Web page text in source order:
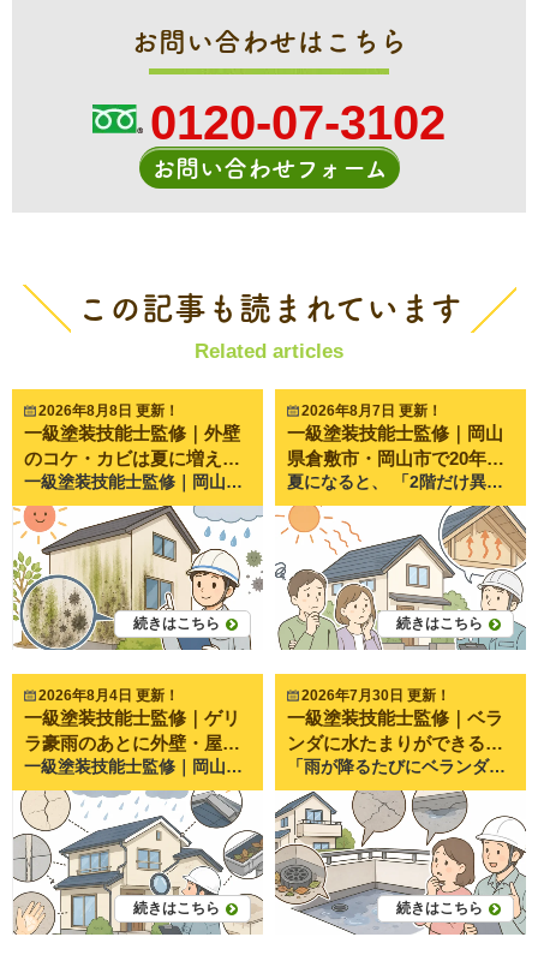
お問い合わせはこちら
0120-07-3102
お問い合わせフォーム
この記事も読まれています
Related articles
2026年8月8日 更新！
一級塗装技能士監修｜外壁
のコケ・カビは夏に増え
る？発生する理由を解説 一級塗装技能士監修｜岡山県倉敷市・岡山市で20年以上、外壁塗装・屋根塗装・雨漏り修理を行うペイントプロ美達が解説します。 夏になると、 「北側の外壁が緑色になってきた…」 「黒い汚れがカビなのか分からない」 「洗えば落ちるの？塗装しないとダメ？」 このようなご相談をいただくことが増えてきます。 岡山県は「晴れの国」と呼ばれる一方で、梅雨や夏場は湿度が高く、場所によってはコケやカビが発生しやすい環境になります。 実際にペイントプロ美達でも、6月から9月頃にかけて、 外壁の北側だけ緑色になった ベランダ周辺だけ黒くなっている 外壁がいつも湿って見える といったお問い合わせが非常に多くなります。 コケやカビは見た目の問題だけと思われがちですが、実は外壁の防水性能が低下しているサインであることも少なくありません。 今回は、夏にコケやカビが増える理由や、放置するリスク、対処方法について分かりやすく解説します。 夏になると外壁のコケ・カビが増えるのは本当？ 夏にお問い合わせが増える理由 結論から言うと、夏はコケやカビが発生しやすい季節です。 その理由は、 気温が高い 湿度が高い 雨が多い 日陰が乾きにくい という条件が揃うためです。 特に梅雨明け後は気温が一気に上がる一方で、夜露や夕立によって外壁が湿った状態になることも多く、コケやカビが繁殖しやすい環境になります。 コケとカビの違いとは？ 「コケ」と「カビ」は同じように見えますが、実は別のものです。 コケ 緑色になることが多い 水分が多い場所を好む 北側や日陰に発生しやすい カビ 黒色や茶色になることが多い 湿気と汚れを栄養に増殖する 外壁だけでなく軒天やベランダにも発生する どちらも放置すると汚れが定着し、通常の水洗いでは落ちにくくなります。 外壁にコケ・カビが発生する5つの原因 原因① 高温多湿な環境 コケやカビは湿気が大好きです。 夏は湿度が70〜90％になる日も多く、外壁が乾きにくくなるため繁殖しやすくなります。 岡山県でも梅雨から夏にかけては、この条件が揃いやすい季節です。 原因② 日当たりが悪い場所 特に多いのが、 北側の外壁 隣家との距離が近い場所 樹木の近く です。 太陽が当たらないため、水分が長時間残り、コケやカビが発生しやすくなります。 ペイントプロ美達でも、 「北側だけ汚れている」 というご相談は非常によくあります。 原因③ 外壁表面の防水性能低下 塗装には、水をはじく役割があります。 しかし経年劣化すると、この性能が弱くなります。 すると、 外壁が水を吸う ↓ 乾きにくくなる ↓ コケ・カビが増える という悪循環が起こります。 つまり、コケやカビは「塗装の寿命が近づいているサイン」の一つでもあります。 原因④ 土や植物が近い環境 植木や芝生が近い住宅では、 湿気 土ぼこり 胞子（ほうし） が飛びやすくなります。 そのため、同じ築年数でもコケの付き方には大きな差があります。 原因⑤ 汚れが蓄積している 排気ガスやホコリ、花粉などが付着すると、それらがコケやカビの栄養源になります。 特に交通量の多い道路沿いでは、汚れと一緒にコケが繁殖するケースも少なくありません。 コケ・カビを放置するとどうなる？ 美観だけでは済まない理由 最初は見た目が悪くなる程度ですが、 外壁が黒ずむ 緑色になる 家全体が古く見える といった影響があります。 住宅の印象は大きく変わってしまいます。 外壁の劣化を早めるケースもある さらに問題なのは、 コケやカビが水分を保持し続けることです。 外壁が常に湿った状態になることで、 塗膜の劣化 チョーキング（手で触ると白い粉が付く現象） ひび割れ につながることがあります。 コケ自体が外壁を壊すわけではありませんが、劣化を進める原因の一つになることがあります。 コケ・カビは洗浄だけで落ちる？塗装が必要なケースとは 高圧洗浄だけで改善するケース 次のような場合は、高圧洗浄で十分きれいになることがあります。 築浅 防水性能が残っている 表面だけに付着している このようなケースでは、塗装までは必要ないこともあります。 塗装が必要になるケース 一方で、 チョーキングしている 色あせが進んでいる ひび割れがある コーキングが傷んでいる このような症状が一緒に見られる場合は、洗浄だけでは根本的な解決にはなりません。 外壁そのものの保護機能が低下しているため、塗装によるメンテナンスを検討するタイミングといえるでしょう。 コケ・カビを予防するためにできること 定期的な点検・清掃 年に一度程度でも、 北側の外壁 ベランダ周辺 雨樋付近 を確認する習慣をつけるだけで、早期発見につながります。 軽いうちなら、専門業者による洗浄だけで改善できるケースもあります。 防カビ・防藻性能のある塗料を選ぶ 近年の塗料には、 防カビ 防藻 低汚染 といった性能を持つものがあります。 これらはコケやカビを完全に防ぐものではありませんが、発生しにくい環境を維持しやすくなります。 岡山のように湿度が高くなる季節がある地域では、こうした機能を備えた塗料を選ぶことも有効です。 ペイントプロ美達でも夏に多いご相談 ペイントプロ美達では、 「洗浄だけで済みますか？」 「塗装しないとダメですか？」 「まだ様子を見ても大丈夫でしょうか？」 というご相談を数多くいただきます。 実際に現地調査をすると、「コケが原因」ではなく、その背景に塗膜の劣化や防水性能の低下が見つかるケースも少なくありません。 一方で、築年数が比較的新しく、塗膜の状態が良好であれば、洗浄だけで十分改善できることもあります。 そのため、見た目だけで判断せず、外壁全体の状態を確認することが大切です。 私たちは必要以上の工事をおすすめするのではなく、現在の状態を分かりやすくご説明し、お住まいに合ったメンテナンス方法をご提案しています。 まとめ｜コケ・カビは外壁からのサインかもしれません 夏は気温と湿度が高くなるため、外壁にコケやカビが発生しやすい季節です。 しかし、その背景には、 防水性能の低下 塗膜の劣化 日当たりや周辺環境 など、さまざまな原因が隠れていることがあります。 コケやカビは、単なる見た目の問題ではなく、お住まいのメンテナンス時期を知らせるサインである場合もあります。 「洗浄だけで済むのか」「塗装が必要なのか」は、実際の外壁の状態を確認してみないと判断できません。 もし、 コケやカビが年々増えている 北側だけ緑色になっている 外壁の色あせやひび割れも気になる といった症状がありましたら、一度お住まいの状態を確認してみることをおすすめします。 ペイントプロ美達では、岡山県倉敷市・岡山市を中心に、外壁や屋根の無料点検を行っています。現在の状態を写真で分かりやすくご説明し、洗浄で対応できるのか、今後どのようなメンテナンスが適しているのかを丁寧にご案内しています。 大切なお住まいを長く守るためにも、「まだ大丈夫かな？」と思ったタイミングで、お気軽にご相談ください。
続きはこちら
2026年8月7日 更新！
一級塗装技能士監修｜岡山
県倉敷市・岡山市で20年以
上、外壁塗装・屋根塗装・
雨漏り修理を行うペイント
プロ美達が解説します。
夏になると、 「2階だけ異常に暑い…」 「エアコンをつけてもなかなか涼しくならない」 「屋根が原因なのかな？」 そんなお悩みを感じたことはありませんか。 実は夏の屋根は、表面温度が60～80℃近くまで上昇することも珍しくありません。 その熱が屋根裏や天井へ伝わることで、室内の温度が上がってしまいます。 実際にペイントプロ美達でも夏になると、 「2階がサウナのように暑い」 「遮熱塗料って本当に効果がある？」 「屋根塗装で暑さは改善できますか？」 というご相談を数多くいただきます。 しかし、屋根が熱くなる原因は一つではありません。 この記事では、屋根が熱くなる理由や、今日からできる暑さ対策、屋根塗装による改善方法まで、一級塗装技能士が分かりやすく解説します。 屋根が熱くなるのはなぜ？夏に温度が上がる3つの原因 屋根は一日中強い紫外線を受けている 屋根は住宅の中でも最も太陽に近い場所です。 外壁と違って日陰になる時間が少なく、朝から夕方まで直射日光を受け続けます。 真夏の岡山では気温が35℃を超える日も珍しくありません。 そのため屋根の表面温度は、人が触れないほど高温になります。 特に黒や濃い色の屋根は熱を吸収しやすく、温度がさらに上がる傾向があります。 屋根材そのものが熱をため込みやすい 屋根材には、 スレート セメント瓦 金属屋根 和瓦 などさまざまな種類があります。 どの屋根材も熱を受けますが、特に金属屋根は熱を伝えやすく、スレート屋根は熱を蓄えやすい特徴があります。 また、塗膜が劣化すると太陽光を反射しにくくなり、以前より熱を持ちやすくなることもあります。 屋根裏に熱がこもってしまう 屋根が熱くなるだけでなく、その熱が屋根裏に溜まることも大きな原因です。 屋根裏は風通しが悪いと熱が逃げにくく、夕方になっても高温のままになることがあります。 その結果、 天井が熱くなる 夜になっても部屋が暑い エアコンが効きにくい という状態になってしまいます。 屋根が熱くなると起こる住まいへの影響 2階の室温が上がる 最も分かりやすい影響が、2階の暑さです。 1階は快適でも、2階だけ3～5℃ほど高く感じるご家庭も少なくありません。 エアコン代が高くなりやすい 室内が冷えにくくなるため、 エアコンの運転時間が長くなる 設定温度を下げる 電気代が増える という悪循環になります。 屋根材や塗膜の劣化が早まる 高温状態が続くと、 塗膜の色あせ 塗膜の劣化 屋根材の傷み も進みやすくなります。 紫外線と熱は、屋根にとって非常に大きな負担なのです。 自宅でできる暑さ対策 すだれ・遮熱カーテンを活用する 窓から入る熱を減らすだけでも室温は変わります。 特に南側・西側の窓は効果を感じやすいでしょう。 屋根裏の換気を見直す 屋根裏換気が不足している住宅では、換気口の改善によって熱が抜けやすくなることがあります。 新築時からそのままになっているケースも少なくありません。 エアコンだけに頼らない サーキュレーターで空気を循環させることで冷房効率が向上します。 小さな工夫でも快適性は大きく変わります。 屋根塗装でできる暑さ対策とは？ 遮熱塗料とはどんな塗料？ 遮熱塗料とは、太陽光の中でも熱の原因となる近赤外線を反射しやすい塗料です。 屋根の表面温度を下げることで、室内への熱の伝わりを軽減する効果が期待できます。 「屋根そのものが熱くなりにくくなる」というイメージです。 断熱塗料との違い よく混同されますが、 遮熱塗料 →熱を反射する 断熱塗料 →熱を伝えにくくする という違いがあります。 住宅の状況によって向いている塗料は異なります。 遮熱塗料だけでは解決しないケースもある ペイントプロ美達でも現地調査をすると、 「屋根ではなく天井断熱材が少なかった」 「屋根裏換気がほとんどなかった」 というケースもあります。 つまり、暑さの原因は屋根だけとは限りません。 だからこそ、塗料だけで判断するのではなく、住まい全体を確認することが大切です。 ペイントプロ美達でよくいただくご相談 毎年7月から9月にかけて特に多いのが、 「2階が暑すぎて寝られない」 というご相談です。 現地調査をすると、 屋根塗装から15年以上経過 屋根の色あせが進行 遮熱性能が低下 屋根裏換気が不足 という複数の原因が重なっていることがよくあります。 逆に、「遮熱塗料を塗れば必ず涼しくなる」と期待される方もいらっしゃいますが、実際には住宅ごとの条件によって効果の感じ方は異なります。 ペイントプロ美達では、塗装だけをおすすめするのではなく、屋根の状態や築年数、断熱材の状況なども踏まえてご説明するよう心掛けています。 暑さ対策と一緒に確認したい屋根の劣化サイン 夏は屋根の状態を確認する良いタイミングでもあります。 次のような症状が見られる場合は、一度点検をおすすめします。 色あせ 新築時より色が薄くなっている場合は、塗膜の防水性が低下している可能性があります。 コケ・汚れ 表面にコケや汚れが付着しやすくなるのは、防水性能が落ちているサインです。 ひび割れやサビ スレート屋根の割れや金属屋根のサビは、放置すると雨漏りにつながることがあります。 棟板金の浮き 屋根の頂上にある金属部分（棟板金）が浮いていると、強風や台風で飛散する恐れがあります。 まとめ｜屋根の暑さは原因を知ることが対策への第一歩 夏の屋根は非常に高温になり、その熱が室内環境にも大きく影響します。 しかし、「屋根が熱い＝すぐに塗装が必要」というわけではありません。 屋根材の状態や塗膜の劣化、屋根裏の換気、断熱材の状況など、さまざまな要因を確認した上で対策を考えることが大切です。 ペイントプロ美達では、岡山県倉敷市・岡山市を中心に20年以上、屋根塗装や外壁塗装、雨漏り修理を行ってきました。 「2階の暑さが気になる」 「遮熱塗料が自宅に合うのか知りたい」 「屋根の劣化も一緒に見てもらいたい」 このようなお悩みがありましたら、まずはお気軽にご相談ください。 現地調査では屋根の状態を丁寧に確認し、写真を使いながら分かりやすくご説明いたします。無理に工事をおすすめすることはありませんので、住まいの暑さ対策やメンテナンスの参考として、お気軽にお問い合わせください。
続きはこちら
2026年8月4日 更新！
一級塗装技能士監修｜ゲリ
ラ豪雨のあとに外壁・屋根
で確認したい劣化サイン 一級塗装技能士監修｜岡山県倉敷市・岡山市で20年以上、外壁塗装・屋根塗装・雨漏り修理を行うペイントプロ美達が解説します。 近年、岡山県でも突然激しい雨が降る**「ゲリラ豪雨」**が増えています。 短時間で大量の雨が降るため、 「雨漏りはしていないけど大丈夫？」 「外壁に異常がないか心配」 「次の台風までに点検した方がいい？」 と不安になる方も多いのではないでしょうか。 実際にペイントプロ美達でも、夏場は 「雨が止んだら外壁にシミができていた」 「雨樋から水があふれていた」 「急に天井へシミができた」 といったお問い合わせが非常に増えます。 ゲリラ豪雨は一度だけでも住宅に負担を与えることがあります。 今回は、ご自宅で安全に確認できる外壁・屋根の劣化サインを分かりやすくご紹介します。 ゲリラ豪雨のあとに家の点検が必要な理由 近年増えているゲリラ豪雨とは ゲリラ豪雨とは、短時間で局地的に降る非常に激しい雨のことです。 通常の雨とは違い、 一気に大量の雨が降る 強風を伴うことがある 排水が追いつかない という特徴があります。 住宅は通常の雨を想定して作られていますが、近年のような集中豪雨では想定以上の負荷がかかるケースも少なくありません。 一度の大雨でも住宅にダメージが残ることがある 外壁や屋根に劣化があると、そこから雨水が入り込みやすくなります。 特に、 築10年以上 一度も塗装していない 前回の塗装から10年以上経過 という住宅では注意が必要です。 普段は問題がなくても、大雨をきっかけに不具合が表面化することがあります。 ゲリラ豪雨のあとに確認したい外壁の劣化サイン5選 ① 外壁のひび割れ（クラック） 外壁に細い線のような割れが入っていませんか？ これを**クラック（ひび割れ）**といいます。 細いひびでも雨水の侵入口になることがあります。 特に幅が広くなっているものや深い割れは早めの点検がおすすめです。 施工写真では、 細いひび 大きく口が開いたひび を比較すると違いが分かりやすくなります。 ② コーキング（シーリング）の割れ・剥がれ サイディング外壁の継ぎ目にあるゴムのような部分をコーキングといいます。 この部分が 割れる やせる 剥がれる と雨水が入り込みやすくなります。 ペイントプロ美達でも最も多く見つかる劣化の一つです。 ③ 外壁の膨れ・浮き 外壁がポコポコと膨らんでいる場合は注意が必要です。 内部に水分が入り込み、塗膜が浮いている可能性があります。 放置すると剥がれにつながることがあります。 ④ チョーキング（白い粉） 外壁を触ったときに白い粉が付く現象です。 これは塗膜が紫外線や雨によって劣化しているサインです。 防水性能が落ち始めている目安になります。 ⑤ 雨染み・黒ずみ 豪雨後に急に黒い筋やシミができた場合は、 雨水の流れが変わった 外壁内部に水分が入っている 可能性があります。 見た目だけでなく原因を調べることが大切です。 屋根で確認したい劣化サイン5選 ※屋根には絶対に登らず、地上から見える範囲で確認しましょう。 ① 棟板金の浮き 屋根の一番高い部分にある金属を**棟板金（むねばんきん）**といいます。 強風や豪雨で浮くことがあります。 放置すると飛散や雨漏りにつながる恐れがあります。 ② 瓦やスレートのズレ・割れ 双眼鏡などで見ると、 割れ ズレ 欠け が見えることがあります。 強い雨風のあとには一度確認しておきたいポイントです。 ③ 雨樋の詰まり・外れ ゲリラ豪雨では、 落ち葉 土 枝 が一気に流れ込みます。 雨樋が詰まると外壁へ大量の水が流れ、別の劣化を招くことがあります。 ④ 軒天のシミ 屋根の裏側にある天井部分を**軒天（のきてん）**といいます。 ここにシミがある場合は雨漏りの初期症状の可能性があります。 ⑤ 室内天井の雨染み 意外と見落とされるのが室内です。 天井に 黄色いシミ 茶色い跡 ができた場合は雨漏りを疑いましょう。 ゲリラ豪雨後にやってはいけないこと 屋根に登る 毎年、屋根の点検中の転落事故が発生しています。 濡れた屋根は非常に滑りやすく危険です。 応急処置を自己判断で行う ブルーシートを固定するために屋根へ上がることも危険です。 誤った補修で被害が広がるケースもあります。 異常を放置する 「雨漏りしていないから大丈夫」 と思っていても、 数か月後に症状が出ることもあります。 小さな異変を見逃さないことが大切です。 ペイントプロ美達で実際によくあるご相談 岡山県倉敷市・岡山市では、近年ゲリラ豪雨のあとにお問い合わせが増えています。 特によくあるのが、 雨樋から水があふれた 外壁の継ぎ目が開いていた ベランダに水が溜まる 天井に小さなシミができた というご相談です。 実際に点検へ伺うと、大規模な修理ではなく、 コーキング補修 棟板金の固定 雨樋清掃 部分補修 だけで済むケースも少なくありません。 一方で、「様子を見よう」と数年放置した結果、雨漏りが進行し、下地や木材まで傷んでしまっていたケースもあります。 だからこそ、異常が小さいうちの確認が住まいを長持ちさせるポイントになります。 施工事例としては、以下のような写真を掲載すると読者にも伝わりやすくなります。 コーキングの割れ（施工前・施工後） 棟板金の浮き 雨樋の詰まり 外壁のひび割れ補修 ベランダ防水の施工前後 まとめ｜小さな異変が家を守る第一歩 ゲリラ豪雨は、見た目では分からない部分にもダメージを与えることがあります。 今回ご紹介したように、 外壁のひび割れ コーキングの劣化 雨樋の詰まり 棟板金の浮き 天井の雨染み などは、早めに気付くことで大きな修理を防げる可能性があります。 「今すぐ工事が必要」というわけではなくても、現状を把握しておくことは住まいを長持ちさせるためにとても大切です。 ペイントプロ美達では、岡山県倉敷市・岡山市を中心に、一級塗装技能士による無料点検を行っています。 ゲリラ豪雨のあとに少しでも気になる症状があれば、「これくらいで相談してもいいのかな？」という段階でも構いません。 現在の状態を分かりやすくご説明し、必要な補修がある場合も、写真をお見せしながら丁寧にご案内いたします。 大切なお住まいを長く安心して守るためにも、気になるサインを見つけた際は、お気軽にペイントプロ美達までご相談ください。
続きはこちら
2026年7月30日 更新！
一級塗装技能士監修｜ベラ
ンダに水たまりができる原
因とは？放置してはいけな
い理由と対策を解説
「雨が降るたびにベランダに水たまりができる」 「なかなか水が引かないけど大丈夫？」 「これって雨漏りの前兆？」 このような不安を感じたことはありませんか。 ベランダは屋根がないことも多く、雨風や紫外線の影響を直接受ける場所です。そのため、住宅の中でも劣化しやすい部分の一つです。 実際に岡山県倉敷市・岡山市で外壁塗装や防水工事を行うペイントプロ美達でも、 「ベランダに水が溜まるようになった」 「掃除しても改善しない」 「防水工事が必要なのか知りたい」 というご相談を多くいただきます。 実は、水たまりは単なる雨水ではなく、防水機能の低下や排水不良を知らせるサインになっていることがあります。 今回は、水たまりができる原因や放置するリスク、確認方法について分かりやすく解説します。 ベランダに水たまりができるのは異常なの？ 雨上がりに少し残る程度なら問題ないケースもある 大雨の直後であれば、少量の水が一時的に残ることは珍しくありません。 時間の経過とともに自然に排水され、数十分から数時間程度で乾くようであれば、すぐに大きな問題とは限りません。 しかし、翌日になっても水が残っていたり、毎回同じ場所に大きな水たまりができる場合は注意が必要です。 長時間残る水たまりは注意が必要 ベランダには「勾配（こうばい）」があります。 勾配とは、水が自然に排水口へ流れるようにつけられた緩やかな傾斜のことです。 この勾配が正常であれば、水は自然に排水口へ流れていきます。 水が残るということは、 排水できていない ベランダが沈んでいる 防水層が傷んでいる などの可能性があります。 ベランダに水たまりができる主な原因 排水口（ドレン）の詰まり 最も多い原因が排水口の詰まりです。 ベランダには落ち葉や砂、土、ホコリ、鳥の羽などが少しずつ溜まります。 これらが排水口を塞ぐことで、水が流れなくなります。 ペイントプロ美達でも点検に伺うと、 「防水工事が必要かと思ったら、排水口の掃除だけで改善した」 というケースも少なくありません。 台風や強風の後は特に詰まりやすいため、定期的な掃除がおすすめです。 防水層の劣化・へこみ ベランダには防水層という水を通さない膜があります。 この防水層は、 紫外線 雨 気温差 によって少しずつ傷んでいきます。 劣化すると、 一部分がへこむ 表面が波打つ 水が流れにくくなる という状態になります。 結果として水が同じ場所に溜まりやすくなります。 ベランダの勾配不足 新築時には適切な勾配が確保されていますが、 長年使用することで、 下地が変形する 防水工事を重ねる モルタルが沈む などにより勾配が変化することがあります。 わずか数ミリの違いでも、水の流れは大きく変わります。 建物のゆがみや経年変化 住宅は年月とともに少しずつ動きます。 地盤や建物全体の変化によってベランダの傾きが変わるケースもあります。 築20年以上のお住まいでは、このようなケースも珍しくありません。 水たまりを放置すると起こるトラブル 防水層の劣化が早まる 水が長時間残ることで、防水層は常に湿った状態になります。 乾燥と湿潤を繰り返すことで、 ひび割れ 膨れ 剥がれ などの劣化が進みやすくなります。 雨漏りの原因になる 防水層が傷んだまま放置すると、 少しずつ水が内部へ浸入するようになります。 ベランダの下が リビング 和室 子ども部屋 になっている住宅では、天井から雨漏りするケースもあります。 雨漏りは発生してからでは修理範囲が広がりやすいため、早めの対応が大切です。 コケ・カビ・汚れが発生しやすくなる 常に湿った状態が続くと、 コケ カビ 黒ずみ が発生しやすくなります。 見た目が悪くなるだけでなく、滑りやすくなって転倒の危険もあります。 自分でできるチェックポイント 排水口にゴミが詰まっていないか まずは排水口を確認しましょう。 落ち葉や砂が詰まっていれば掃除するだけで改善することがあります。 掃除後に水を流してスムーズに排水されるか確認すると分かりやすいでしょう。 防水層にひび割れや膨れはないか ベランダの床をよく見ると、 ひび 膨らみ 剥がれ が見つかることがあります。 こうした症状は防水層の寿命が近づいているサインです。 水たまりが毎回同じ場所にできるか 雨が降るたびに同じ位置へ水が溜まる場合は、 勾配や防水層の変形が考えられます。 写真を撮って記録しておくと、点検時にも状況が伝わりやすくなります。 修理やメンテナンスが必要になるケース 清掃だけで改善するケース 次のような場合は比較的軽症です。 排水口の掃除不足 落ち葉の詰まり 一時的な汚れ この場合は清掃だけで改善することもあります。 防水工事が必要になるケース 次の症状があれば、防水工事を検討した方が安心です。 防水層が膨れている ひび割れている 剥がれている 水たまりが何日も残る 雨漏りが発生している ウレタン防水やFRP防水など、ベランダの状態に合わせた工法を選ぶことで、防水性能を回復できます。 早めの点検で費用を抑えられることも ペイントプロ美達でも、 「もっと早く相談していれば簡単な補修で済んだのに…」 というケースを何度も見てきました。 防水工事は下地まで傷む前なら補修範囲が小さく済むことも多く、結果的に費用を抑えられる場合があります。 ベランダに水たまりができるようになったというご相談では、排水口の清掃や部分補修だけで改善した例もあれば、防水層全体の劣化が進行していて全面改修が必要だった例もあります。実際に現地を確認してみないと原因は判断できないため、症状が軽いうちの点検が重要です。 まとめ｜小さな水たまりでも早めの確認がおすすめ ベランダの水たまりは、 排水口の詰まり 防水層の劣化 勾配不足 建物の経年変化 など、さまざまな原因で発生します。 「そのうち乾くから大丈夫」と放置していると、防水層の傷みが進み、やがて雨漏りや大規模な修繕につながることもあります。 岡山県は梅雨や台風、突然の豪雨も多く、防水性能が住まいを守るうえで非常に重要です。 もし「最近、水たまりが残るようになった」「掃除をしても改善しない」と感じたら、一度専門業者に状態を確認してもらうことをおすすめします。 ペイントプロ美達では、岡山県倉敷市・岡山市を中心に、ベランダ防水や外壁・屋根の点検を行っています。お住まいの状態を確認し、本当に必要な補修だけをご提案していますので、防水工事が必要かどうか判断に迷われている方も、お気軽にご相談ください。早めの点検が、大切なお住まいを長く守る第一歩になります。
続きはこちら